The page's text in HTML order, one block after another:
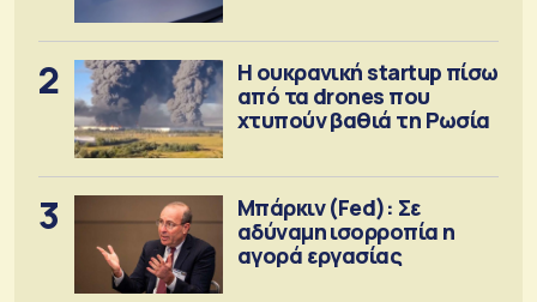
2
Η ουκρανική startup πίσω
από τα drones που
χτυπούν βαθιά τη Ρωσία
3
Μπάρκιν (Fed): Σε
αδύναμη ισορροπία η
αγορά εργασίας